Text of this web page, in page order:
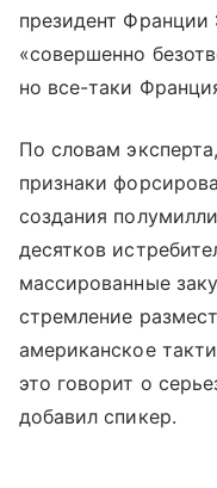
президент
«совершенно
но все-таки
По словам
признаки
создания
десятков
массированные
стремление
американское
это говорит о
добавил спикер.